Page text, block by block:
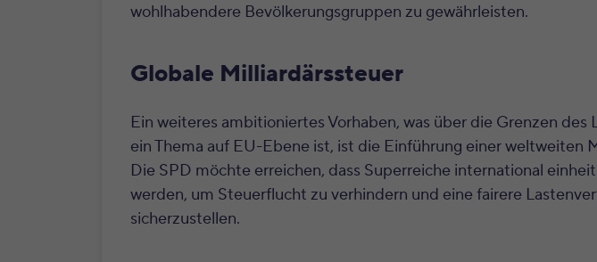
wohlhabendere Bevölkerungsgruppen zu gewährleisten.
Globale Milliardärssteuer
Ein weiteres ambitioniertes Vorhaben, was über die Grenzen des
ein Thema auf EU-Ebene ist, ist die Einführung einer weltweiten
Die SPD möchte erreichen, dass Superreiche international
werden, um Steuerflucht zu verhindern und eine fairere
sicherzustellen.